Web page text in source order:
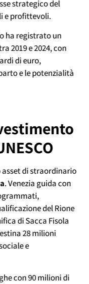
strategico del
e profittevoli.
ha registrato un
2019 e 2024, con
di euro,
e le potenzialità
di straordinario
. Venezia guida con
del Rione
di Sacca Fisola
28 milioni
e
con 90 milioni di